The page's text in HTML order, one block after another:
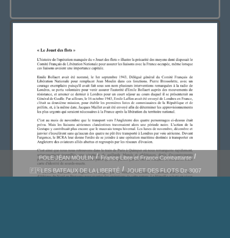
POLE JEAN MOULIN France Libre et France Combattante
🇫🇷LES BATEAUX DE LA LIBERTÉ JOUET DES FLOTS Dz 3007